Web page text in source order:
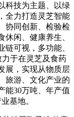
科技为主题、以绿
全力打造灵芝智能
协同创新、检验检
闲、健康养生、
可视，多功能、
于在灵芝及食药
展，实现从物质层
旅游、文化产业的
能30万吨、年产值
基地。